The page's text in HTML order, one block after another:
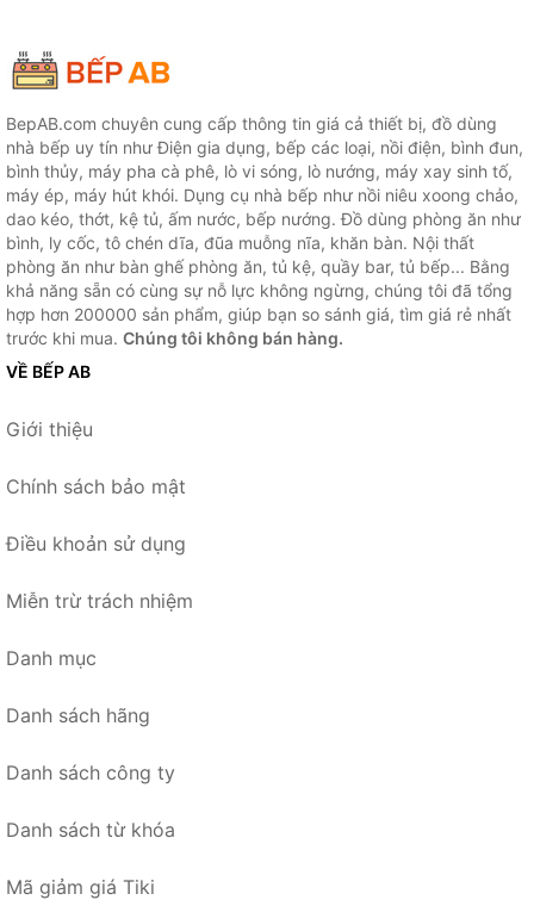
BepAB.com chuyên cung cấp thông tin giá cả thiết bị, đồ dùng
nhà bếp uy tín như Điện gia dụng, bếp các loại, nồi điện, bình đun,
bình thủy, máy pha cà phê, lò vi sóng, lò nướng, máy xay sinh tố,
máy ép, máy hút khói. Dụng cụ nhà bếp như nồi niêu xoong chảo,
dao kéo, thớt, kệ tủ, ấm nước, bếp nướng. Đồ dùng phòng ăn như
bình, ly cốc, tô chén dĩa, đũa muỗng nĩa, khăn bàn. Nội thất
phòng ăn như bàn ghế phòng ăn, tủ kệ, quầy bar, tủ bếp... Bằng
khả năng sẵn có cùng sự nỗ lực không ngừng, chúng tôi đã tổng
hợp hơn 200000 sản phẩm, giúp bạn so sánh giá, tìm giá rẻ nhất
trước khi mua. Chúng tôi không bán hàng.
VỀ BẾP AB
Giới thiệu
Chính sách bảo mật
Điều khoản sử dụng
Miễn trừ trách nhiệm
Danh mục
Danh sách hãng
Danh sách công ty
Danh sách từ khóa
Mã giảm giá Tiki